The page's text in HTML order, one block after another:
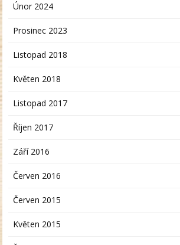
Únor 2024
Prosinec 2023
Listopad 2018
Květen 2018
Listopad 2017
Říjen 2017
Září 2016
Červen 2016
Červen 2015
Květen 2015